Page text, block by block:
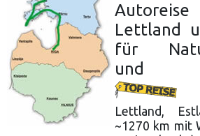
Lettland
für
und
Lettland,
~1270 km mit